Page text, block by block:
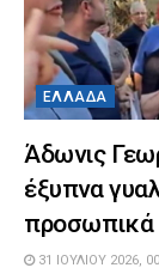
ΕΛΛΆΔΑ
Άδωνις
έξυπνα
προσωπικά
31 ΙΟΥΛΊΟΥ 2026,